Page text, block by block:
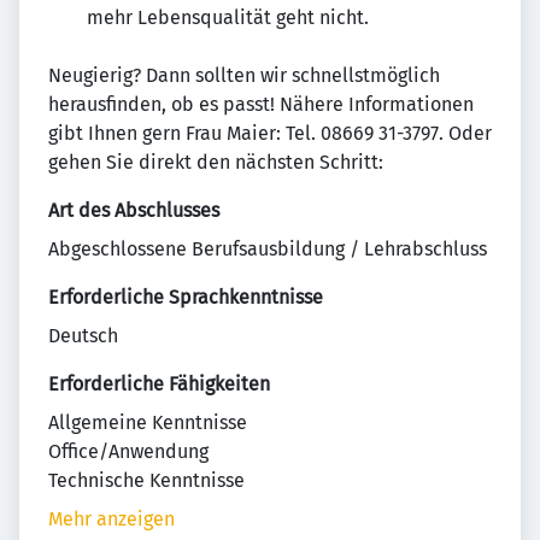
mehr Lebensqualität geht nicht.
Neugierig? Dann sollten wir schnellstmöglich
herausfinden, ob es passt! Nähere Informationen
gibt Ihnen gern Frau Maier: Tel. 08669 31-3797. Oder
gehen Sie direkt den nächsten Schritt:
Art des Abschlusses
Abgeschlossene Berufsausbildung / Lehrabschluss
Erforderliche Sprachkenntnisse
Deutsch
Erforderliche Fähigkeiten
Allgemeine Kenntnisse
Office/Anwendung
Technische Kenntnisse
Mehr anzeigen